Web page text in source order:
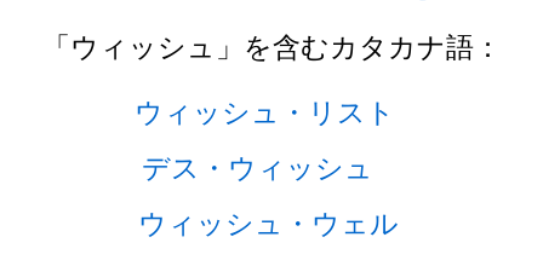
「ウィッシュ」を含むカタカナ語：
ウィッシュ・リスト
デス・ウィッシュ
ウィッシュ・ウェル